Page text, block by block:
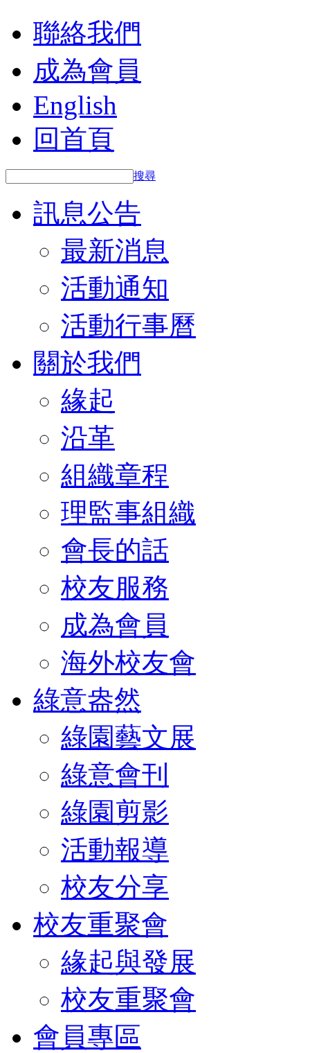
聯絡我們
成為會員
English
回首頁
搜尋
訊息公告
最新消息
活動通知
活動行事曆
關於我們
緣起
沿革
組織章程
理監事組織
會長的話
校友服務
成為會員
海外校友會
綠意盎然
綠園藝文展
綠意會刊
綠園剪影
活動報導
校友分享
校友重聚會
緣起與發展
校友重聚會
會員專區